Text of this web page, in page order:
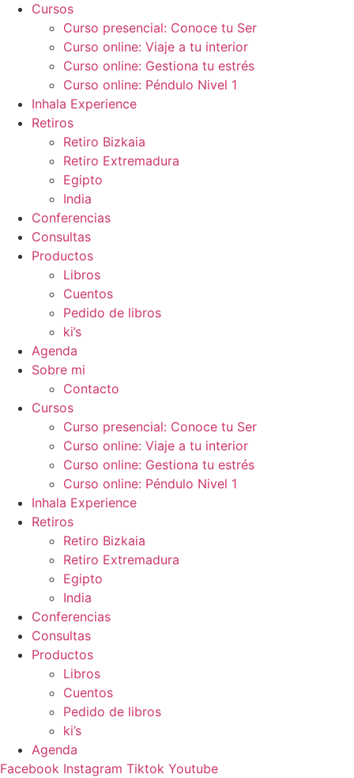
Cursos
Curso presencial: Conoce tu Ser
Curso online: Viaje a tu interior
Curso online: Gestiona tu estrés
Curso online: Péndulo Nivel 1
Inhala Experience
Retiros
Retiro Bizkaia
Retiro Extremadura
Egipto
India
Conferencias
Consultas
Productos
Libros
Cuentos
Pedido de libros
ki’s
Agenda
Sobre mi
Contacto
Cursos
Curso presencial: Conoce tu Ser
Curso online: Viaje a tu interior
Curso online: Gestiona tu estrés
Curso online: Péndulo Nivel 1
Inhala Experience
Retiros
Retiro Bizkaia
Retiro Extremadura
Egipto
India
Conferencias
Consultas
Productos
Libros
Cuentos
Pedido de libros
ki’s
Agenda
Facebook Instagram Tiktok Youtube